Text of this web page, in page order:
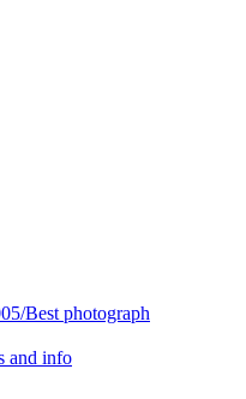
Best photograph
and info